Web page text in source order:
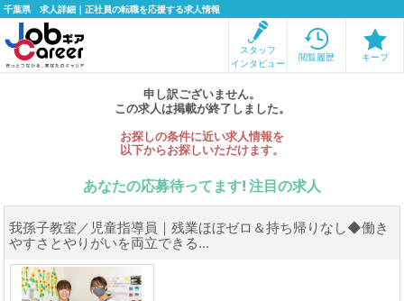
千葉県 求人詳細｜正社員の転職を応援する求人情報
スタッフ
インタビュー
閲覧履歴 キープ
申し訳ございません。
この求人は掲載が終了しました。
お探しの条件に近い求人情報を
以下からお探しいただけます。
あなたの応募待ってます! 注目の求人
我孫子教室／児童指導員｜残業ほぼゼロ＆持ち帰りなし◆働き
やすさとやりがいを両立できる...